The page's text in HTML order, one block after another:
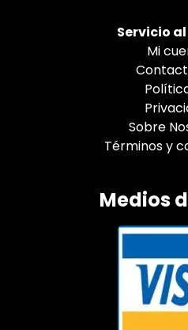
Servicio
Mi
Sobre
Términos y
Medios